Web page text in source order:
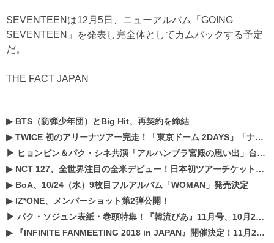
SEVENTEENは12月5日、ニューアルバム「GOING
SEVENTEEN」を発表し完全体としてカムバックする予定
だ。
THE FACT JAPAN
▶ BTS（防弾少年団）とBig Hit、再契約を締結
▶TWICE 初のアリーナツアー完走！「東京ドーム 2DAYS」「ナゴヤドーム1DAY」「京セラドーム1DAY」2019年ドームツアー開催決定！！
▶ ヒョンビン＆パク・シネ共演「アルハンブラ宮殿の思い出」台本読み現場を公開
▶ NCT 127、全世界注目の全米デビュー！日本初ツアーチケットが早くもプレミア化！？
▶ BoA、10/24（水）9枚目フルアルバム「WOMAN」発売決定
▶ IZ*ONE、メンバーショット第2弾公開！
▶ パク・ソジュン表紙・巻頭特集！『韓流ぴあ』11月号、10月22日（月）発売！
▶
『INFINITE FANMEETING 2018 in JAPAN』開催決定！11月21、22日にパシフィコ横浜にて実施